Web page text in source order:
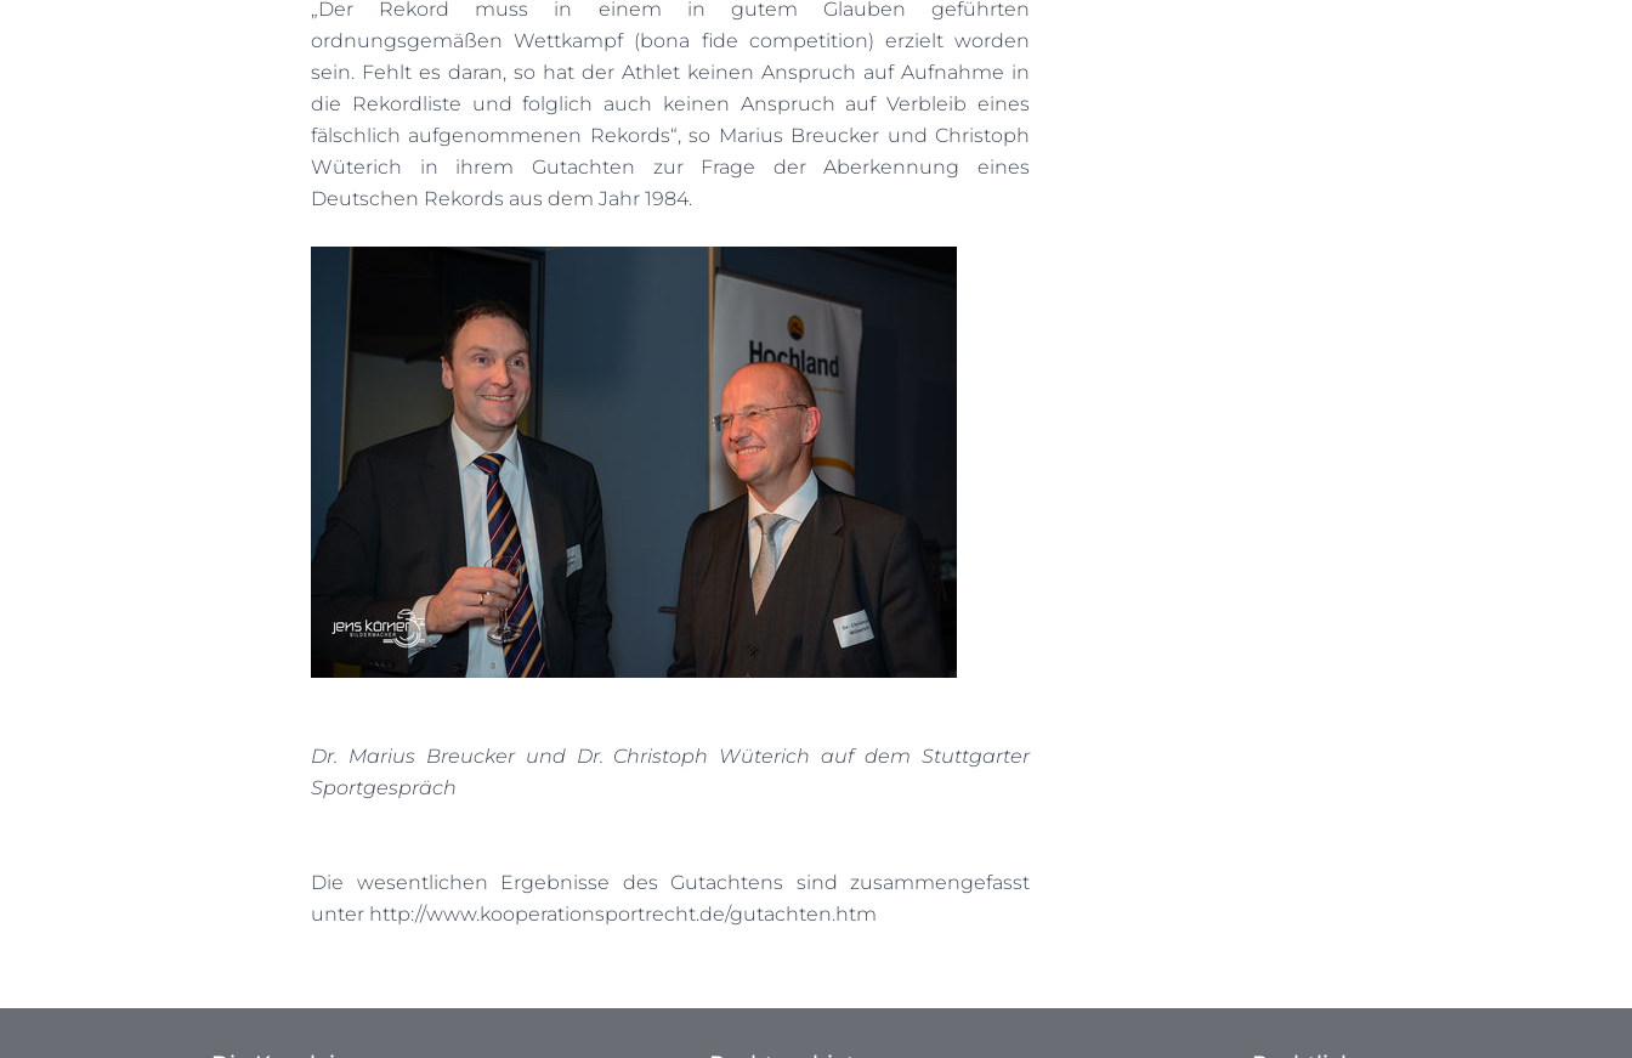
„Der Rekord muss in einem in gutem Glauben geführten
ordnungsgemäßen Wettkampf (bona fide competition) erzielt worden
sein. Fehlt es daran, so hat der Athlet keinen Anspruch auf Aufnahme in
die Rekordliste und folglich auch keinen Anspruch auf Verbleib eines
fälschlich aufgenommenen Rekords“, so Marius Breucker und Christoph
Wüterich in ihrem Gutachten zur Frage der Aberkennung eines
Deutschen Rekords aus dem Jahr 1984.
Dr. Marius Breucker und Dr. Christoph Wüterich auf dem Stuttgarter
Sportgespräch
Die wesentlichen Ergebnisse des Gutachtens sind zusammengefasst
unter http://www.kooperationsportrecht.de/gutachten.htm